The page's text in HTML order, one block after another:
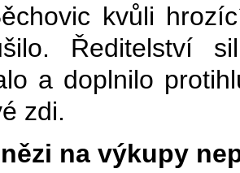
kvůli
Ředitelství
a doplnilo
zdi.
na výkupy